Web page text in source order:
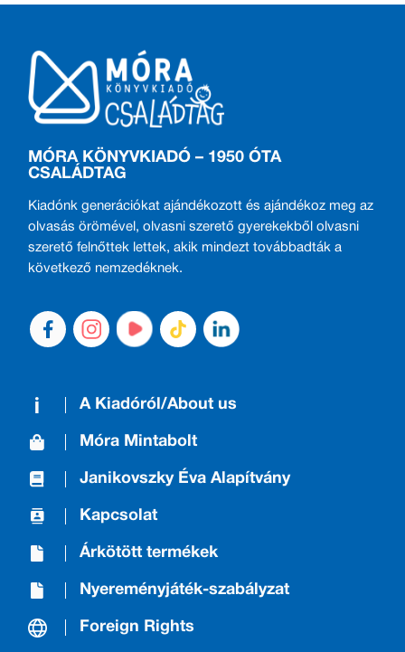
MÓRA KÖNYVKIADÓ – 1950 ÓTA
CSALÁDTAG
Kiadónk generációkat ajándékozott és ajándékoz meg az
olvasás örömével, olvasni szerető gyerekekből olvasni
szerető felnőttek lettek, akik mindezt továbbadták a
következő nemzedéknek.
A Kiadóról/About us
Móra Mintabolt
Janikovszky Éva Alapítvány
Kapcsolat
Árkötött termékek
Nyereményjáték-szabályzat
Foreign Rights